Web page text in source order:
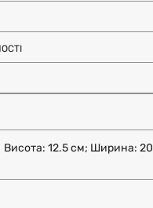
Висота: 12.5 см; Ширина:
Harvest після
Нова Пошта
по Києву (за
у Києві)
12 годин
повернення та
під час
товар протягом
з кожного
для наступних покупок.
та списувати